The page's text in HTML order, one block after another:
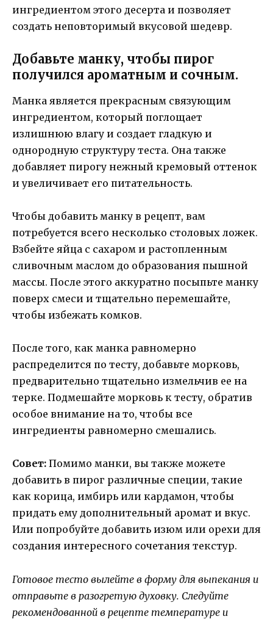
ингредиентом этого десерта и позволяет
создать неповторимый вкусовой шедевр.
Добавьте манку, чтобы пирог
получился ароматным и сочным.
Манка является прекрасным связующим
ингредиентом, который поглощает
излишнюю влагу и создает гладкую и
однородную структуру теста. Она также
добавляет пирогу нежный кремовый оттенок
и увеличивает его питательность.
Чтобы добавить манку в рецепт, вам
потребуется всего несколько столовых ложек.
Взбейте яйца с сахаром и растопленным
сливочным маслом до образования пышной
массы. После этого аккуратно посыпьте манку
поверх смеси и тщательно перемешайте,
чтобы избежать комков.
После того, как манка равномерно
распределится по тесту, добавьте морковь,
предварительно тщательно измельчив ее на
терке. Подмешайте морковь к тесту, обратив
особое внимание на то, чтобы все
ингредиенты равномерно смешались.
Совет: Помимо манки, вы также можете
добавить в пирог различные специи, такие
как корица, имбирь или кардамон, чтобы
придать ему дополнительный аромат и вкус.
Или попробуйте добавить изюм или орехи для
создания интересного сочетания текстур.
Готовое тесто вылейте в форму для выпекания и
отправьте в разогретую духовку. Следуйте
рекомендованной в рецепте температуре и